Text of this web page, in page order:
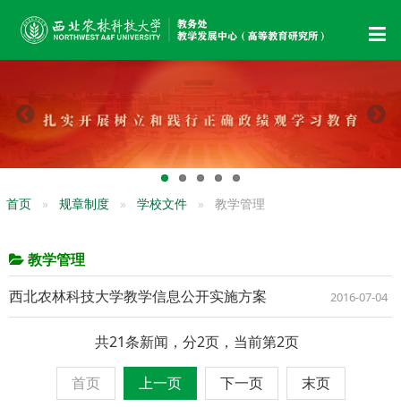
首页 规章制度 学校文件 教学管理
教学管理
西北农林科技大学教学信息公开实施方案
2016-07-04
共21条新闻，分2页，当前第2页
首页 上一页 下一页 末页